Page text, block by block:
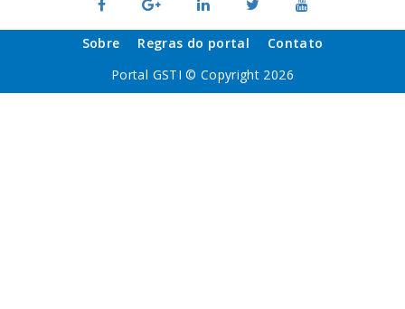
Sobre Regras do portal
Contato
Portal GSTI © Copyright 2026